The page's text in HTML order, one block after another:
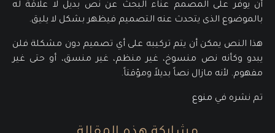
أن يوفر على المصمم عناء البحث عن نص بديل لا علاقة له
بالموضوع الذى يتحدث عنه التصميم فيظهر بشكل لا يليق.
هذا النص يمكن أن يتم تركيبه على أي تصميم دون مشكلة فلن
يبدو وكأنه نص منسوخ، غير منظم، غير منسق، أو حتى غير
مفهوم. لأنه مازال نصاً بديلاً ومؤقتاً.
تم نشره في منوع